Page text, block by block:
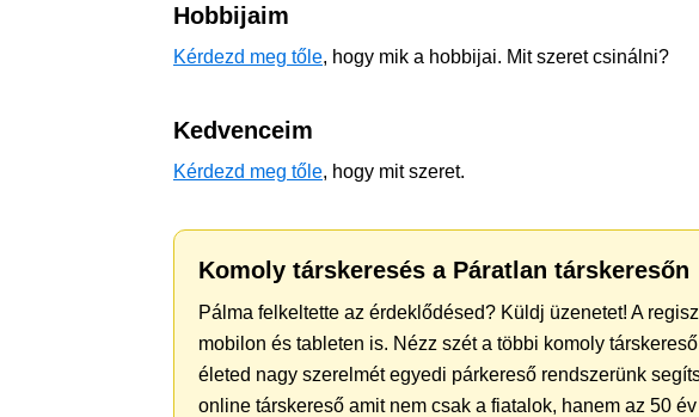
Hobbijaim
Kérdezd meg tőle, hogy mik a hobbijai. Mit szeret csinálni?
Kedvenceim
Kérdezd meg tőle, hogy mit szeret.
Komoly társkeresés a Páratlan társkeresőn
Pálma felkeltette az érdeklődésed? Küldj üzenetet! A
mobilon és tableten is. Nézz szét a többi komoly
életed nagy szerelmét egyedi párkereső rendszerünk
online társkereső amit nem csak a fiatalok, hanem az 50